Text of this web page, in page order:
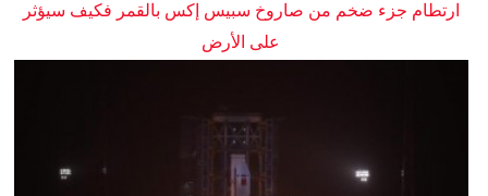
ارتطام جزء ضخم من صاروخ سبيس إكس بالقمر فكيف سيؤثر
على الأرض